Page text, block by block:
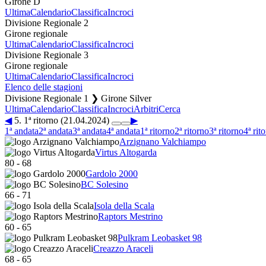
UltimaCalendarioClassificaIncroci
Divisione Regionale 2
Girone regionale
UltimaCalendarioClassificaIncroci
Divisione Regionale 3
Girone regionale
UltimaCalendarioClassificaIncroci
Elenco delle stagioni
Divisione Regionale 1 ❯ Girone Silver
UltimaCalendarioClassificaIncrociArbitriCerca
◀5. 1ª ritorno (21.04.2024)
▶
1ª andata2ª andata3ª andata4ª andata1ª ritorno2ª ritorno3ª ritorno4ª
Arzignano Valchiampo
Virtus Altogarda
80 - 68
Gardolo 2000
BC Solesino
66 - 71
Isola della Scala
Raptors Mestrino
60 - 65
Pulkram Leobasket 98
Creazzo Araceli
68 - 65